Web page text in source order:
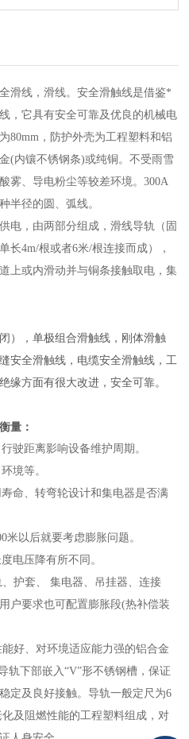
滑线，滑线。安全滑触线是借鉴*
，它具有安全可靠及优良的机械电
80mm，防护外壳为工程塑料和铝
(内镶不锈钢条)或纯铜。不受雨雪
雾、导电粉尘等较差环境。300A
半径的圆、弧线。
电，由两部分组成，滑线导轨（固
长4m/根或者6米/根连接而成），
上或内滑动并与铜条接触取电，集
），单极组合滑触线，刚体滑触
安全滑触线，电缆安全滑触线，工
缘方面有很大改进，安全可靠。
量：
驶距离影响设备维护周期。
境等。
命、转弯轮设计和集电器是否满
米以后就要考虑膨胀问题。
电压降有所不同。
护套、 集电器、吊挂器、连接
户要求也可配置膨胀段(热补偿装
好、对环境适应能力强的铝合金
轨下部嵌入“V”形不锈钢槽，保证
定及良好接触。导轨一般定尺为6
及阻燃性能的工程塑料组成，对